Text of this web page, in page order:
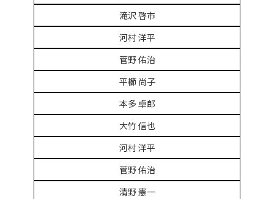
滝沢 啓市
河村 洋平
菅野 佑治
平櫛 尚子
本多 卓郎
大竹 信也
河村 洋平
菅野 佑治
清野 憲一